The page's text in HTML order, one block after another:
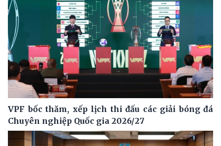
VPF bốc thăm, xếp lịch thi đấu các giải bóng đá
Chuyên nghiệp Quốc gia 2026/27